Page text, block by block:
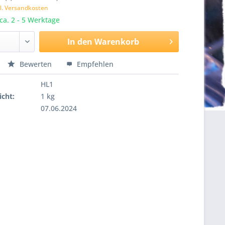
Versandkosten
2 - 5 Werktage
In den Warenkorb
Bewerten Empfehlen
HL1
1 kg
07.06.2024